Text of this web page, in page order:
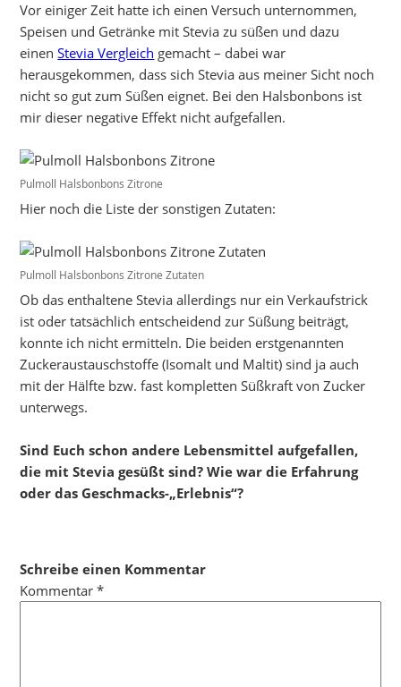
Vor einiger Zeit hatte ich einen Versuch unternommen,
Speisen und Getränke mit Stevia zu süßen und dazu
einenStevia Vergleich gemacht – dabei war
herausgekommen, dass sich Stevia aus meiner Sicht noch
nicht so gut zum Süßen eignet. Bei den Halsbonbons ist
mir dieser negative Effekt nicht aufgefallen.
Pulmoll Halsbonbons Zitrone
Hier noch die Liste der sonstigen Zutaten:
Pulmoll Halsbonbons Zitrone Zutaten
Ob das enthaltene Stevia allerdings nur ein Verkaufstrick
ist oder tatsächlich entscheidend zur Süßung beiträgt,
konnte ich nicht ermitteln. Die beiden erstgenannten
Zuckeraustauschstoffe (Isomalt und Maltit) sind ja auch
mit der Hälfte bzw. fast kompletten Süßkraft von Zucker
unterwegs.
Sind Euch schon andere Lebensmittel aufgefallen,
die mit Stevia gesüßt sind? Wie war die Erfahrung
oder das Geschmacks-„Erlebnis“?
Schreibe einen Kommentar
Kommentar*